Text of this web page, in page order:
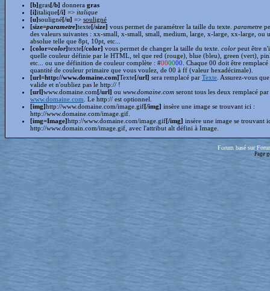
[b]gras[/b] donnera gras
[i]italique[/i] => italique
[u]souligné[/u] => souligné
[size=parametre]texte[/size] vous permet de paramétrer la taille du texte. parametre
des valeurs suivantes : xx-small, x-small, small, medium, large, x-large, xx-large, ou
absolue telle que 8pt, 10pt, etc...
[color=color]texte[/color] vous permet de changer la taille du texte. colorpeut être
quelle couleur définie par le HTML, tel que red (rouge), blue (bleu), green (vert),
etc... ou une définition de couleur complète : #000000 . Chaque 00 doit être
quantité de couleur primaire que vous voulez, de 00 à ff (valeur hexadécimale).
[url=http://www.domaine.com]Texte[/url] sera remplacé par Texte . Assurez-vous
valide et n'oubliez pas le http:// !
[url]www.domaine.com[/url] ou www.domaine.com seront tous les deux remplacé par
www.domaine.com . Le http:// est optionnel.
[img]http://www.domaine.com/image.gif[/img] insère une image se trouvant ici :
http://www.domaine.com/image.gif.
[img=Image]http://www.domaine.com/image.gif[/img] insère une image se trouvant
http://www.domain.com/image.gif, avec l'attribut alt défini à Image.
Forum basé sur
Page